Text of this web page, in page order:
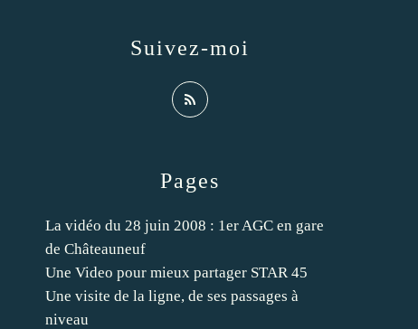
Pages
La vidéo du 28 juin 2008 : 1er AGC en gare
de Châteauneuf
Une Video pour mieux partager STAR 45
Une visite de la ligne, de ses passages à
niveau
Suivez-moi